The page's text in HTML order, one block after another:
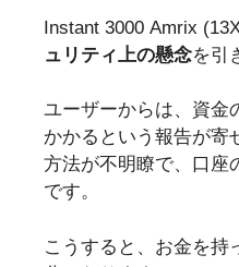
Instant 3000 Amrix
ュリティ上の懸念を引
ユーザーからは、資金
かかるという報告が寄
方法が不明瞭で、口座
です。
こうすると、お金を持